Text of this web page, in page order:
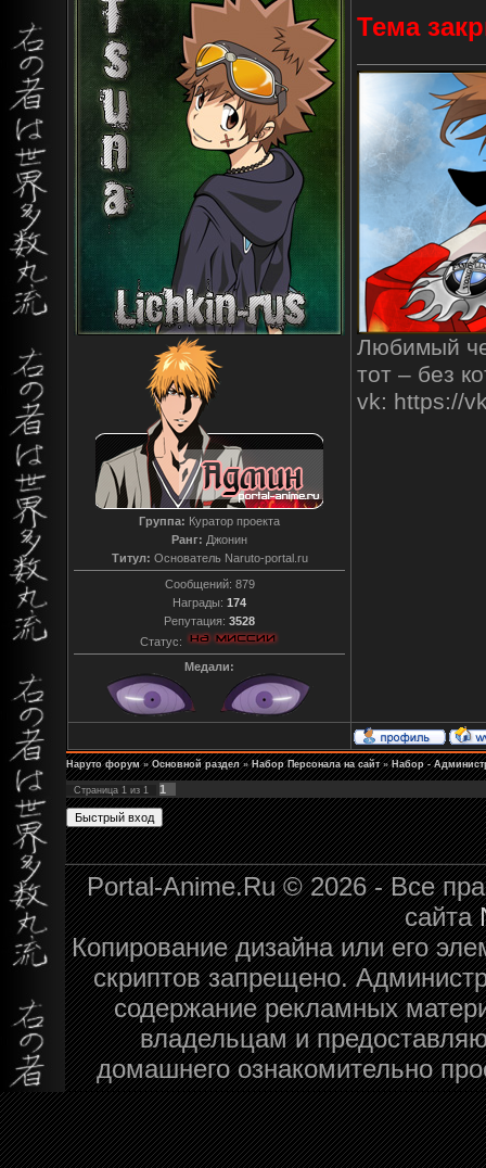
Группа: Куратор проекта
Ранг: Джонин
Титул: Основатель Naruto-portal.ru
Сообщений: 879
Награды: 174
Репутация: 3528
Статус:
Медали:
Тема
Любимый
тот – без
vk: https://
Наруто форум » Основной раздел » Набор Персонала на сайт » Набор -
Страница 1 из 1 1
Portal-Anime.Ru © 2026 - Все
сайта
Копирование дизайна или его
скриптов запрещено.
содержание рекламных
владельцам и
домашнего ознакомительно